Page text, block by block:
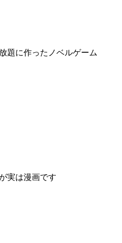
題に作ったノベルゲーム
実は漫画です